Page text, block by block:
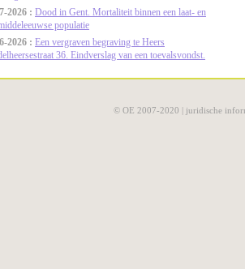
2026 : Dood in Gent. Mortaliteit binnen een laat- en
populatie
2026 : Een vergraven begraving te Heers
36. Eindverslag van een toevalsvondst.
© OE 2007-2020 | juridische